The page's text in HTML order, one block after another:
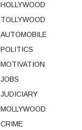
HOLLYWOOD
TOLLYWOOD
AUTOMOBILE
POLITICS
MOTIVATION
JOBS
JUDICIARY
MOLLYWOOD
CRIME